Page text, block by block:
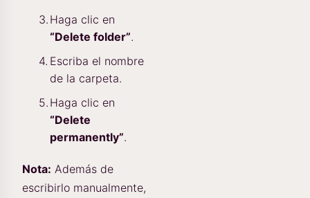
Haga clic en
“Delete folder”.
Escriba el nombre
de la carpeta.
Haga clic en
“Delete
permanently”.
Nota: Además de
escribirlo manualmente,